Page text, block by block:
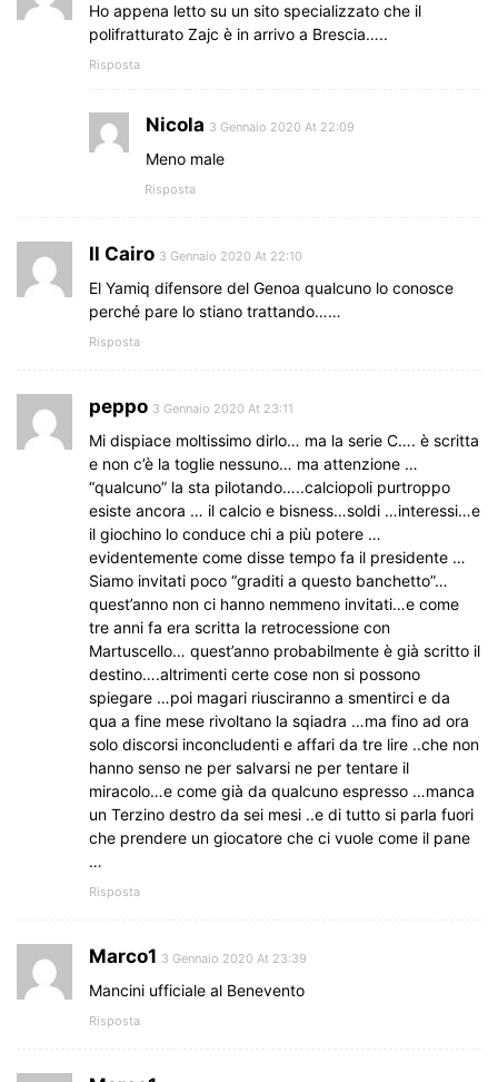
Ho appena letto su un sito specializzato che il
polifratturato Zajc è in arrivo a Brescia…..
Risposta
Nicola 3 Gennaio 2020 At 22:09
Meno male
Risposta
Il Cairo 3 Gennaio 2020 At 22:10
El Yamiq difensore del Genoa qualcuno lo conosce
perché pare lo stiano trattando……
Risposta
peppo 3 Gennaio 2020 At 23:11
Mi dispiace moltissimo dirlo… ma la serie C…. è scritta
e non c’è la toglie nessuno… ma attenzione …
“qualcuno” la sta pilotando…..calciopoli purtroppo
esiste ancora … il calcio e bisness…soldi …interessi…e
il giochino lo conduce chi a più potere …
evidentemente come disse tempo fa il presidente …
Siamo invitati poco “graditi a questo banchetto”…
quest’anno non ci hanno nemmeno invitati…e come
tre anni fa era scritta la retrocessione con
Martuscello… quest’anno probabilmente è già scritto il
destino….altrimenti certe cose non si possono
spiegare …poi magari riusciranno a smentirci e da
qua a fine mese rivoltano la sqiadra …ma fino ad ora
solo discorsi inconcludenti e affari da tre lire ..che non
hanno senso ne per salvarsi ne per tentare il
miracolo…e come già da qualcuno espresso …manca
un Terzino destro da sei mesi ..e di tutto si parla fuori
che prendere un giocatore che ci vuole come il pane
…
Risposta
Marco1 3 Gennaio 2020 At 23:39
Mancini ufficiale al Benevento
Risposta